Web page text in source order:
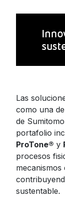
Las
como una
de
portafolio
ProTone® y
procesos
sustentable.